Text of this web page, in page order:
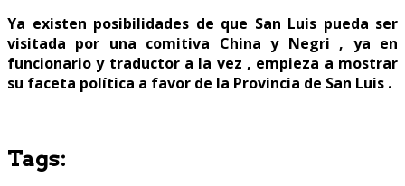
Ya existen posibilidades de que San Luis pueda ser
visitada por una comitiva China y Negri , ya en
funcionario y traductor a la vez , empieza a mostrar
su faceta política a favor de la Provincia de San Luis .
Tags: